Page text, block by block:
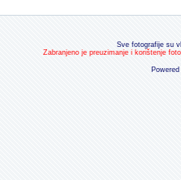
Sve fotografije su
Zabranjeno je preuzimanje i korištenje